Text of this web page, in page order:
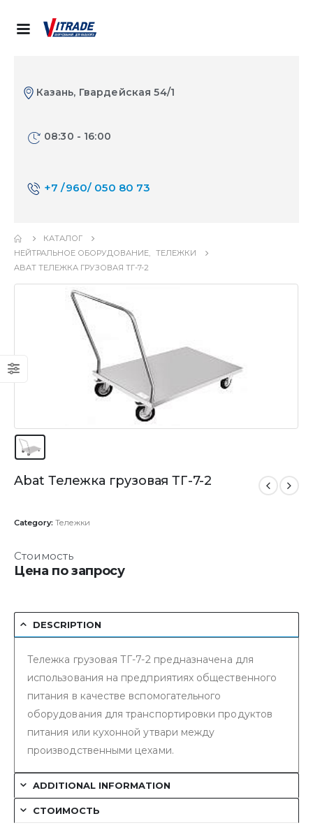
Казань, Гвардейская 54/1
08:30 - 16:00
+7 /960/ 050 80 73
КАТАЛОГ
НЕЙТРАЛЬНОЕ ОБОРУДОВАНИЕ, ТЕЛЕЖКИ
ABAT ТЕЛЕЖКА ГРУЗОВАЯ ТГ-7-2
Abat Тележка грузовая ТГ-7-2
Category: Тележки
Стоимость
Цена по запросу
DESCRIPTION
Тележка грузовая ТГ-7-2 предназначена для
использования на предприятиях общественного
питания в качестве вспомогательного
оборудования для транспортировки продуктов
питания или кухонной утвари между
производственными цехами.
ADDITIONAL INFORMATION
СТОИМОСТЬ